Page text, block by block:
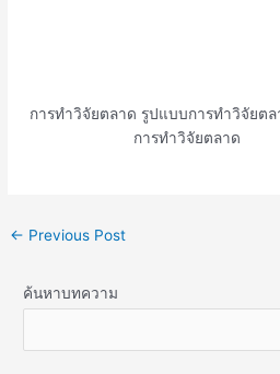
การทำวิจัยตลาด รูปแบบการทำวิจัยต
การทำวิจัยตลาด
← Previous Post
ค้นหาบทความ